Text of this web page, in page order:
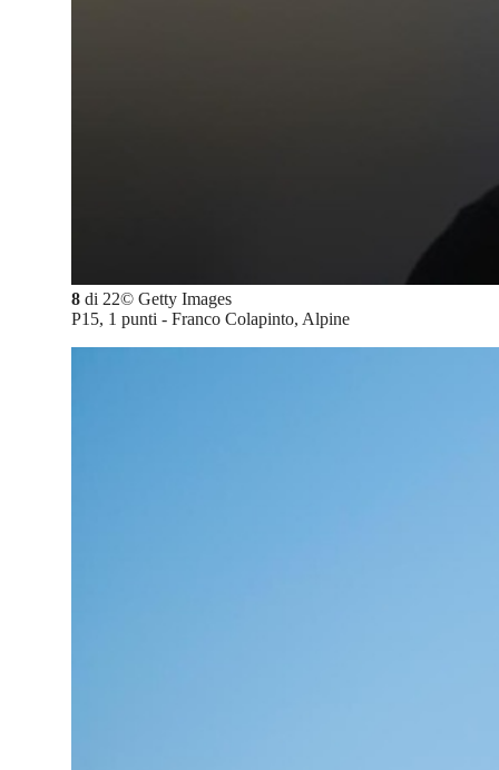
8 di 22© Getty Images
P15, 1 punti - Franco Colapinto, Alpine